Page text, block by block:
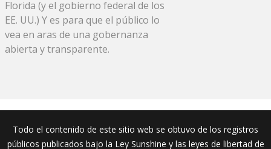
Florida (y el gobierno federal de los
EE. UU.) Y es para que el público lo
vea en aras de una gobernanza
abierta y transparente.
Todo el contenido de este sitio web se obtuvo de los registros
públicos publicados bajo la Ley Sunshine y las leyes de libertad de